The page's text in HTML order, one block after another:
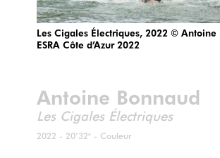
Les Cigales Électriques, 2022 © Antoine
ESRA Côte d’Azur 2022
Antoine Bonnaud
Les Cigales Électriques
2022 - 20’32" - Couleur